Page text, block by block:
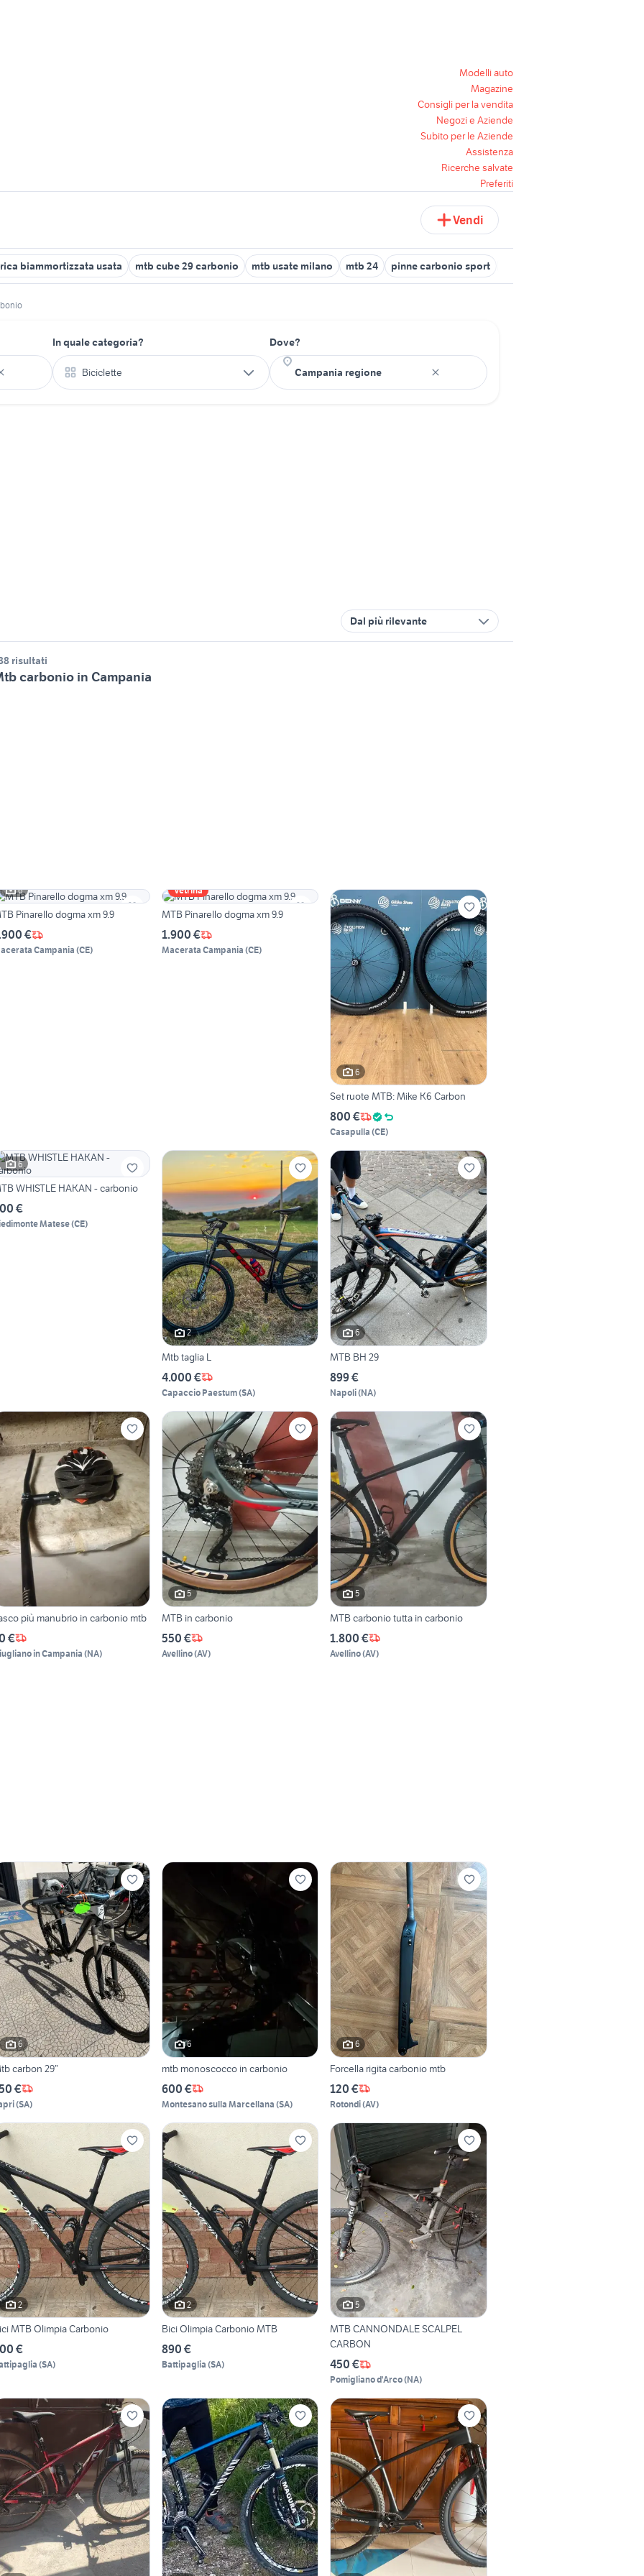
Modelli auto
Magazine
Consigli per la vendita
Negozi e Aziende
Subito per le Aziende
Assistenza
Ricerche salvate
Preferiti
Vendi
biammortizzata usata mtb cube 29 carbonio mtb usate milano mtb 24 pinne carbonio sport
In quale categoria?
Biciclette
Dove?
Dal più rilevante
risultati
carbonio in Campania
6
MTB Pinarello dogma xm 9.9
€
Campania(CE)
Vetrina
MTB Pinarello dogma xm 9.9
1.900 €
Macerata Campania (CE)
6
Set ruote MTB: Mike K6 Carbon
800 €
Casapulla (CE)
6
WHISTLE HAKAN - carbonio
€
Matese(CE)
2
Mtb taglia L
4.000 €
Capaccio Paestum(SA)
6
MTB BH 29
899 €
Napoli(NA)
più manubrio in carbonio mtb
€
in Campania (NA)
5
MTB in carbonio
550 €
Avellino(AV)
5
MTB carbonio tutta in carbonio
1.800 €
Avellino(AV)
6
carbon 29”
€
(SA)
6
mtb monoscocco in carbonio
600 €
Montesano sulla Marcellana (SA)
6
Forcella rigita carbonio mtb
120 €
Rotondi(AV)
2
MTB Olimpia Carbonio
€
(SA)
2
Bici Olimpia Carbonio MTB
890 €
Battipaglia (SA)
5
MTB CANNONDALE SCALPEL
CARBON
450 €
Pomigliano d'Arco(NA)